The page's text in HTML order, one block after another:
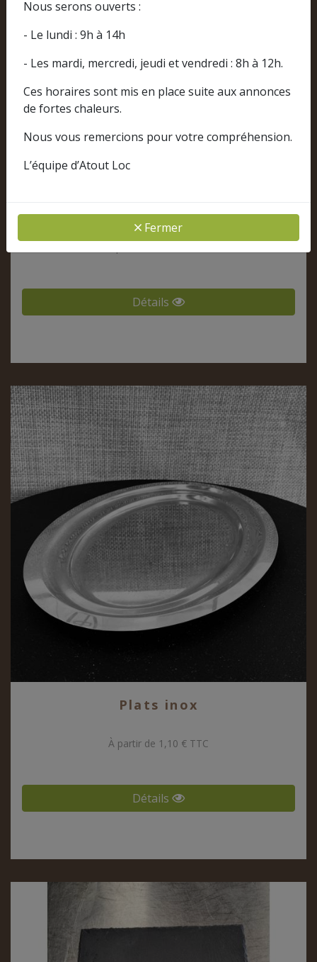
Nous serons ouverts :
- Le lundi : 9h à 14h
- Les mardi, mercredi, jeudi et vendredi : 8h à 12h.
Ces horaires sont mis en place suite aux annonces
de fortes chaleurs.
Nous vous remercions pour votre compréhension.
L’équipe d’Atout Loc
Fermer
Détails
Plats inox
À partir de 1,10 € TTC
Détails